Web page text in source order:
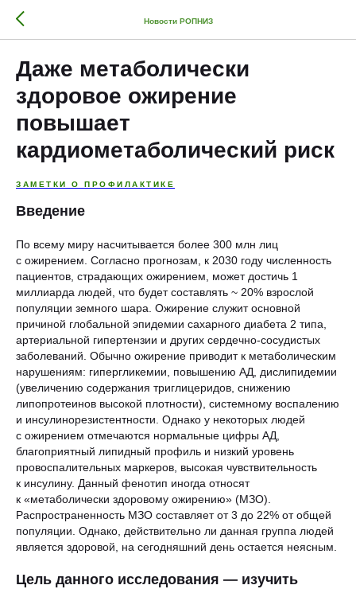
Новости РОПНИЗ
Даже метаболически
здоровое ожирение
повышает
кардиометаболический риск
ЗАМЕТКИ О ПРОФИЛАКТИКЕ
Введение
По всему миру насчитывается более 300 млн лиц
с ожирением. Согласно прогнозам, к 2030 году численность
пациентов, страдающих ожирением, может достичь 1
миллиарда людей, что будет составлять ~ 20% взрослой
популяции земного шара. Ожирение служит основной
причиной глобальной эпидемии сахарного диабета 2 типа,
артериальной гипертензии и других сердечно-сосудистых
заболеваний. Обычно ожирение приводит к метаболическим
нарушениям: гипергликемии, повышению АД, дислипидемии
(увеличению содержания триглицеридов, снижению
липопротеинов высокой плотности), системному воспалению
и инсулинорезистентности. Однако у некоторых людей
с ожирением отмечаются нормальные цифры АД,
благоприятный липидный профиль и низкий уровень
провоспалительных маркеров, высокая чувствительность
к инсулину. Данный фенотип иногда относят
к «метаболически здоровому ожирению» (МЗО).
Распространенность МЗО составляет от 3 до 22% от общей
популяции. Однако, действительно ли данная группа людей
является здоровой, на сегодняшний день остается неясным.
Цель данного исследования — изучить